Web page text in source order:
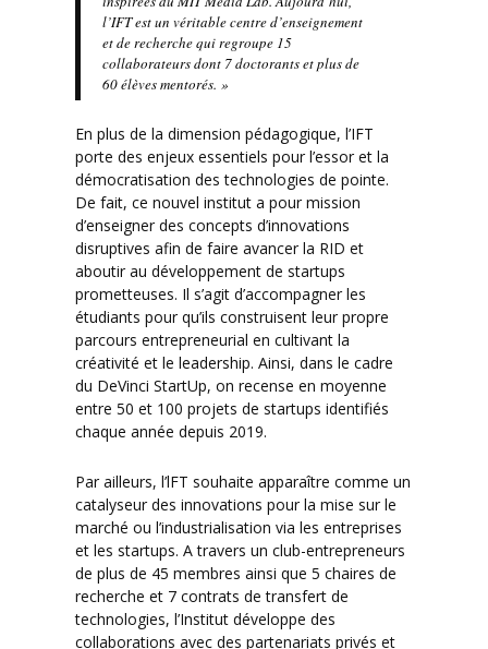
l’IFT est un véritable centre d’enseignement
et de recherche qui regroupe 15
collaborateurs dont 7 doctorants et plus de
60 élèves mentorés. »
En plus de la dimension pédagogique, l’IFT
porte des enjeux essentiels pour l’essor et la
démocratisation des technologies de pointe.
De fait, ce nouvel institut a pour mission
d’enseigner des concepts d’innovations
disruptives afin de faire avancer la RID et
aboutir au développement de startups
prometteuses. Il s’agit d’accompagner les
étudiants pour qu’ils construisent leur propre
parcours entrepreneurial en cultivant la
créativité et le leadership. Ainsi, dans le cadre
du DeVinci StartUp, on recense en moyenne
entre 50 et 100 projets de startups identifiés
chaque année depuis 2019.
Par ailleurs, l’lFT souhaite apparaître comme un
catalyseur des innovations pour la mise sur le
marché ou l’industrialisation via les entreprises
et les startups. A travers un club-entrepreneurs
de plus de 45 membres ainsi que 5 chaires de
recherche et 7 contrats de transfert de
technologies, l’Institut développe des
collaborations avec des partenariats privés et